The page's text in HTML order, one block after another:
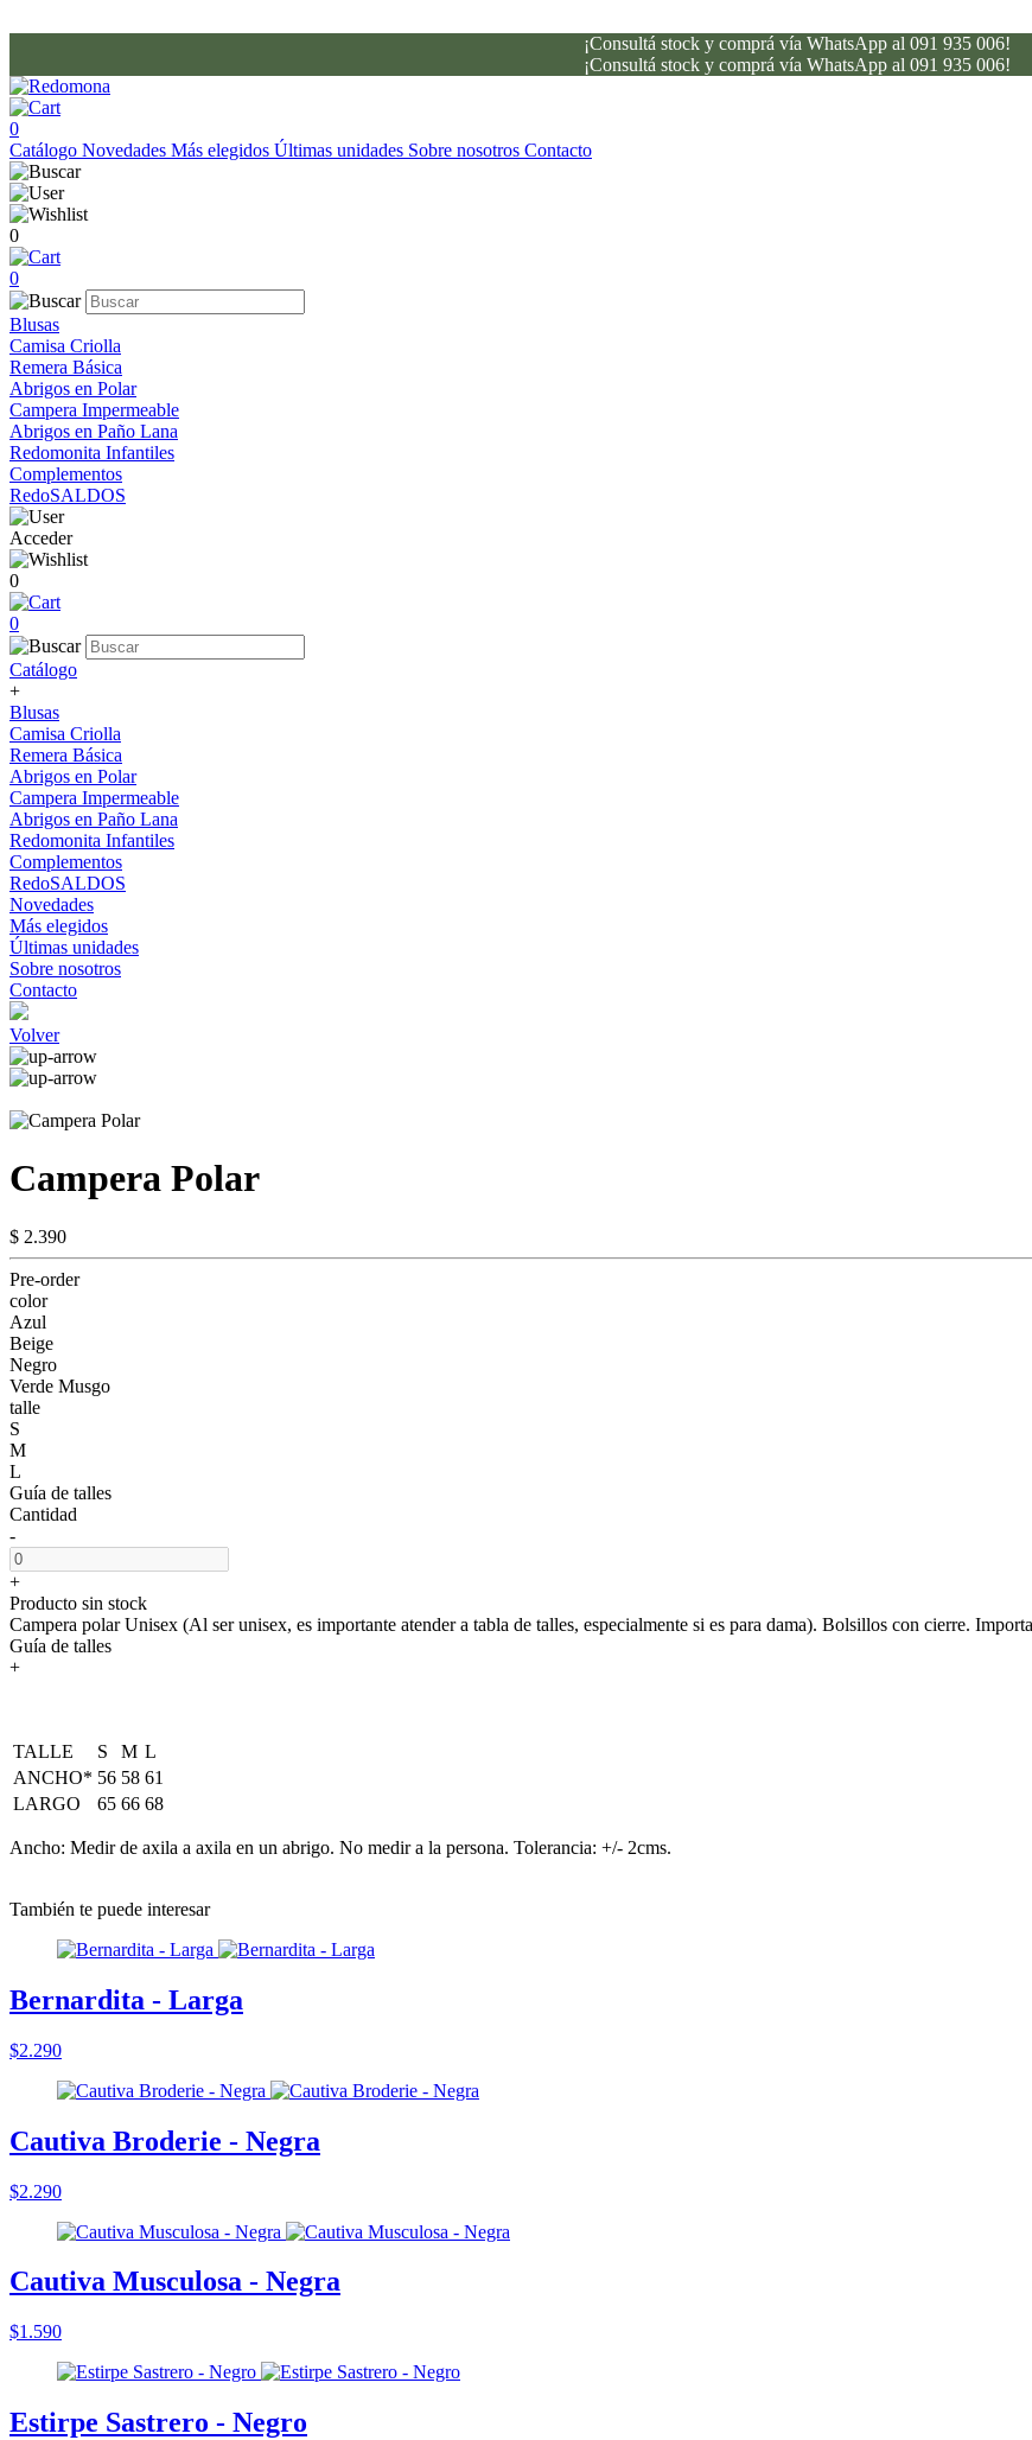
¡Consultá stock y comprá vía WhatsApp al 091 935 006!
¡Consultá stock y comprá vía WhatsApp al 091 935 006!
0
Catálogo Novedades Más elegidos Últimas unidades Sobre nosotros Contacto
0
0
Blusas
Camisa Criolla
Remera Básica
Abrigos en Polar
Campera Impermeable
Abrigos en Paño Lana
Redomonita Infantiles
Complementos
RedoSALDOS
Acceder
0
0
Catálogo
+
Blusas
Camisa Criolla
Remera Básica
Abrigos en Polar
Campera Impermeable
Abrigos en Paño Lana
Redomonita Infantiles
Complementos
RedoSALDOS
Novedades
Más elegidos
Últimas unidades
Sobre nosotros
Contacto
Volver
Campera Polar
$ 2.390
Pre-order
color
Azul
Beige
Negro
Verde Musgo
talle
S
M
L
Guía de talles
Cantidad
-
+
Producto sin stock
Campera polar Unisex (Al ser unisex, es importante atender a tabla de talles, especialmente si es para dama). Bolsillos con cierre.
Guía de talles
+
TALLE S M L
ANCHO* 56 58 61
LARGO
65 66 68
Ancho: Medir de axila a axila en un abrigo. No medir a la persona. Tolerancia: +/- 2cms.
También te puede interesar
Bernardita - Larga
$2.290
Cautiva Broderie - Negra
$2.290
Cautiva Musculosa - Negra
$1.590
Estirpe Sastrero - Negro